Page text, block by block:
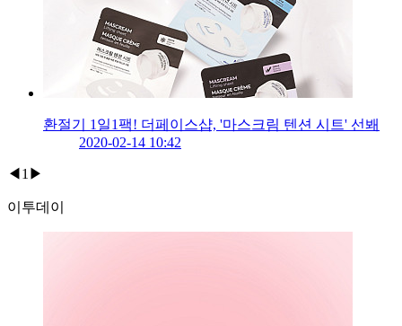
환절기 1일1팩! 더페이스샵, '마스크림 텐션 시트' 선봬
2020-02-14 10:42
◀ 1 ▶
이투데이